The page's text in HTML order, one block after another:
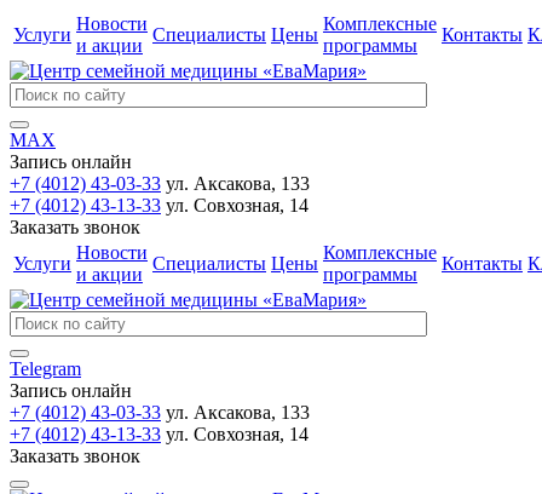
Услуги
Новости
и акции
Специалисты Цены
Комплексные
программы
Контакты
MAX
Запись онлайн
+7 (4012) 43-03-33 ул. Аксакова, 133
+7 (4012) 43-13-33 ул. Совхозная, 14
Заказать звонок
Услуги
Новости
и акции
Специалисты Цены
Комплексные
программы
Контакты
Telegram
Запись онлайн
+7 (4012) 43-03-33 ул. Аксакова, 133
+7 (4012) 43-13-33 ул. Совхозная, 14
Заказать звонок